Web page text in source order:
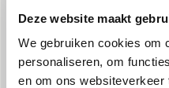
Deze website maakt
We gebruiken cookies om
personaliseren, om
en om ons
Het toestel wordt